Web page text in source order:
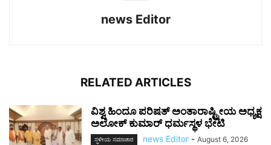
news Editor
RELATED ARTICLES
ವಿಶ್ವ ಹಿಂದೂ ಪರಿಷತ್ ಅಂತಾರಾಷ್ಟ್ರೀಯ ಅಧ್ಯಕ್ಷ
ಅಲೋಕ್ ಕುಮಾರ್ ಧರ್ಮಸ್ಥಳ ಭೇಟಿ
ಸ್ಥಳೀಯ ಸಮಾಚಾರ news Editor - August 6, 2026